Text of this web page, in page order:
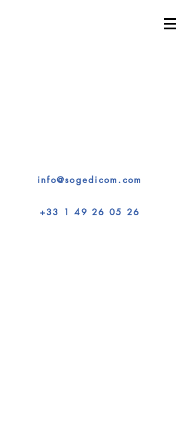
info@sogedicom.com
+33 1 49 26 05 26